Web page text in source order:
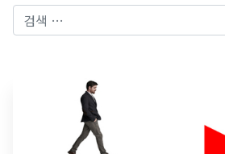
다음 검색: